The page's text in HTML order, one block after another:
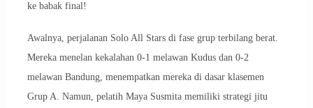
ke babak final!
Awalnya, perjalanan Solo All Stars di fase grup terbilang berat.
Mereka menelan kekalahan 0-1 melawan Kudus dan 0-2
melawan Bandung, menempatkan mereka di dasar klasemen
Grup A. Namun, pelatih Maya Susmita memiliki strategi jitu